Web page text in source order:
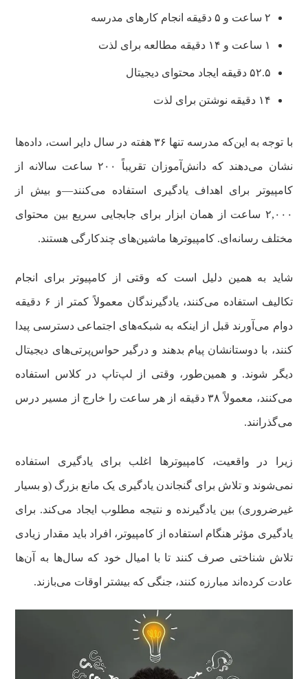
۲ ساعت و ۵ دقیقه انجام کارهای مدرسه
۱ ساعت و ۱۴ دقیقه مطالعه برای لذت
۵۲.۵ دقیقه ایجاد محتوای دیجیتال
۱۴ دقیقه نوشتن برای لذت
با توجه به این‌که مدرسه تنها ۳۶ هفته در سال دایر است، داده‌ها
نشان می‌دهند که دانش‌آموزان تقریباً ۲۰۰ ساعت سالانه از
کامپیوتر برای اهداف یادگیری استفاده می‌کنند—و بیش از
۲,۰۰۰ ساعت از همان ابزار برای جابجایی سریع بین محتوای
مختلف رسانه‌ای. کامپیوترها ماشین‌های چندکارگی هستند.
شاید به همین دلیل است که وقتی از کامپیوتر برای انجام
تکالیف استفاده می‌کنند، یادگیرندگان معمولاً کمتر از ۶ دقیقه
دوام می‌آورند قبل از اینکه به شبکه‌های اجتماعی دسترسی پیدا
کنند، با دوستانشان پیام بدهند و درگیر حواس‌پرتی‌های دیجیتال
دیگر شوند. و همین‌طور، وقتی از لپ‌تاپ در کلاس استفاده
می‌کنند، معمولاً ۳۸ دقیقه از هر ساعت را خارج از مسیر درس
می‌گذرانند.
زیرا در واقعیت، کامپیوترها اغلب برای یادگیری استفاده
نمی‌شوند و تلاش برای گنجاندن یادگیری یک مانع بزرگ (و بسیار
غیرضروری) بین یادگیرنده و نتیجه مطلوب ایجاد می‌کند. برای
یادگیری مؤثر هنگام استفاده از کامپیوتر، افراد باید مقدار زیادی
تلاش شناختی صرف کنند تا با امیال خود که سال‌ها به آن‌ها
عادت کرده‌اند مبارزه کنند، جنگی که بیشتر اوقات می‌بازند.